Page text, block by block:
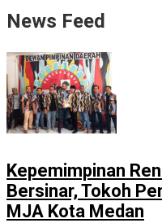
News Feed
Kepemimpinan
Bersinar, Tokoh
MJA Kota Medan